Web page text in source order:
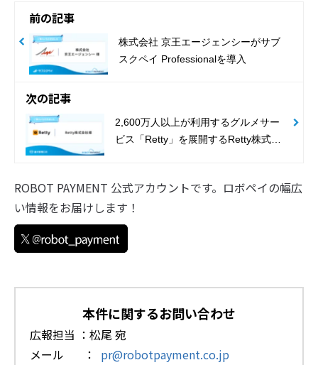
前の記事
株式会社 京王エージェンシーがサブ
スクペイ Professionalを導入
次の記事
2,600万人以上が利用するグルメサー
ビス「Retty」を展開するRetty株式会
ROBOT PAYMENT 公式アカウントです。ロボペイの幅広
い情報をお届けします！
本件に関するお問い合わせ
広報担当 ：松尾 宛
メール ： pr@robotpayment.co.jp